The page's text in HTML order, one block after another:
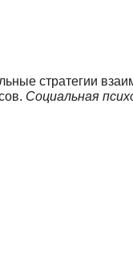
стратегии
Социальная